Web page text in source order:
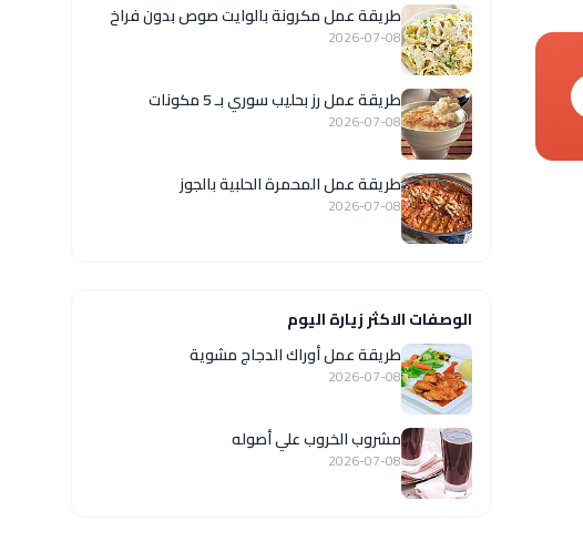
طريقة عمل مكرونة بالوايت صوص بدون فراخ
2026-07-08
طريقة عمل رز بحليب سوري بـ 5 مكونات
2026-07-08
طريقة عمل المحمرة الحلبية بالجوز
2026-07-08
الوصفات الاكثر زيارة اليوم
طريقة عمل أوراك الدجاج مشوية
2026-07-08
مشروب الخروب علي أصوله
2026-07-08